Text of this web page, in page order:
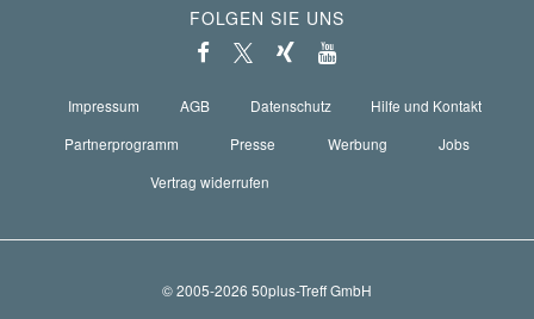
FOLGEN SIE UNS
Impressum AGB Datenschutz
Hilfe und Kontakt
Partnerprogramm
Presse Werbung
Jobs
Vertrag widerrufen
© 2005-2026 50plus-Treff GmbH